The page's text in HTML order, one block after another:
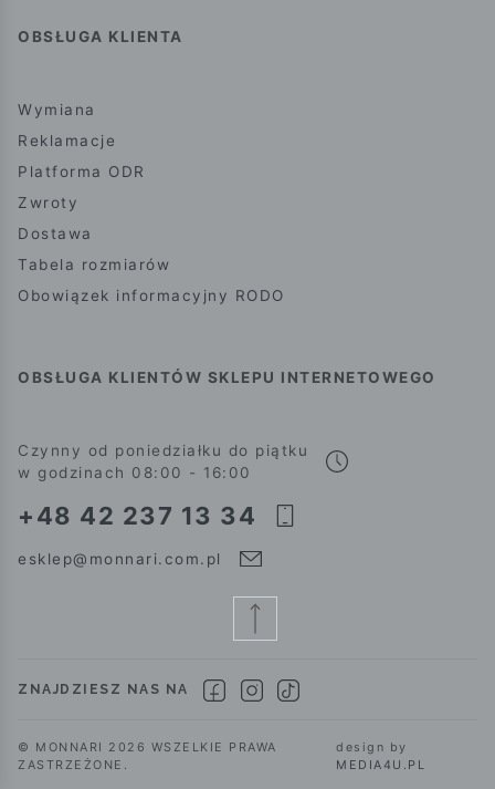
OBSŁUGA KLIENTA
Wymiana
Reklamacje
Platforma ODR
Zwroty
Dostawa
Tabela rozmiarów
Obowiązek informacyjny RODO
OBSŁUGA KLIENTÓW SKLEPU INTERNETOWEGO
Czynny od poniedziałku do piątku
w godzinach 08:00 - 16:00
+48 42 237 13 34
esklep@monnari.com.pl
ZNAJDZIESZ NAS NA
© MONNARI 2026 WSZELKIE PRAWA
ZASTRZEŻONE.
design by
MEDIA4U.PL